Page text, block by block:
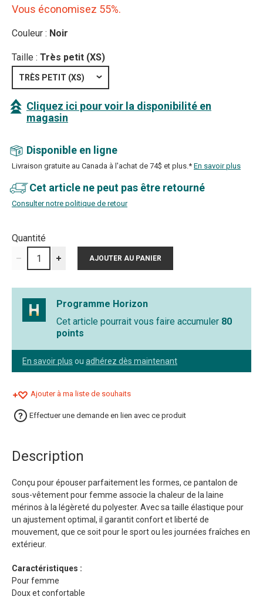
Vous économisez 55%.
Couleur : Noir
Taille : Très petit (XS)
TRÈS PETIT (XS)
Cliquez ici pour voir la disponibilité en
magasin
Disponible en ligne
Livraison gratuite au Canada à l'achat de 74$ et plus.* En savoir plus
Cet article ne peut pas être retourné
Consulter notre politique de retour
Quantité
Programme Horizon
Cet article pourrait vous faire accumuler 80
points
En savoir plus ou adhérez dès maintenant
Ajouter à ma liste de souhaits
Effectuer une demande en lien avec ce produit
Description
Conçu pour épouser parfaitement les formes, ce pantalon de
sous-vêtement pour femme associe la chaleur de la laine
mérinos à la légèreté du polyester. Avec sa taille élastique pour
un ajustement optimal, il garantit confort et liberté de
mouvement, que ce soit pour le sport ou les journées fraîches en
extérieur.
Caractéristiques :
Pour femme
Doux et confortable